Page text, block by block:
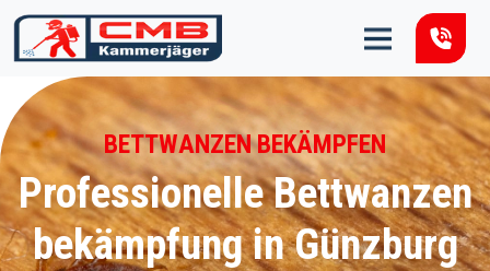
Zum Inhalt springen
BETTWANZEN BEKÄMPFEN
Professionelle Bettwanzen
bekämpfung in Günzburg